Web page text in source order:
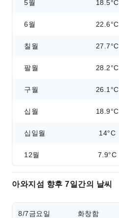
5월 18.5°C
6월 22.6°C
칠월 27.7°C
팔월 28.2°C
구월 26.1°C
십월 18.9°C
십일월 14°C
12월 7.9°C
아와지섬 향후 7일간의 날씨
8/7금요일 화창함